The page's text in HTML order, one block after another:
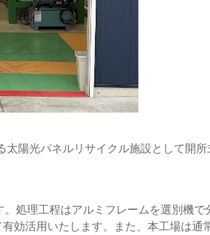
陽光パネルリサイクル施設として開
処理工程はアルミフレームを選別機で
効活用いたします。また、本工場は通